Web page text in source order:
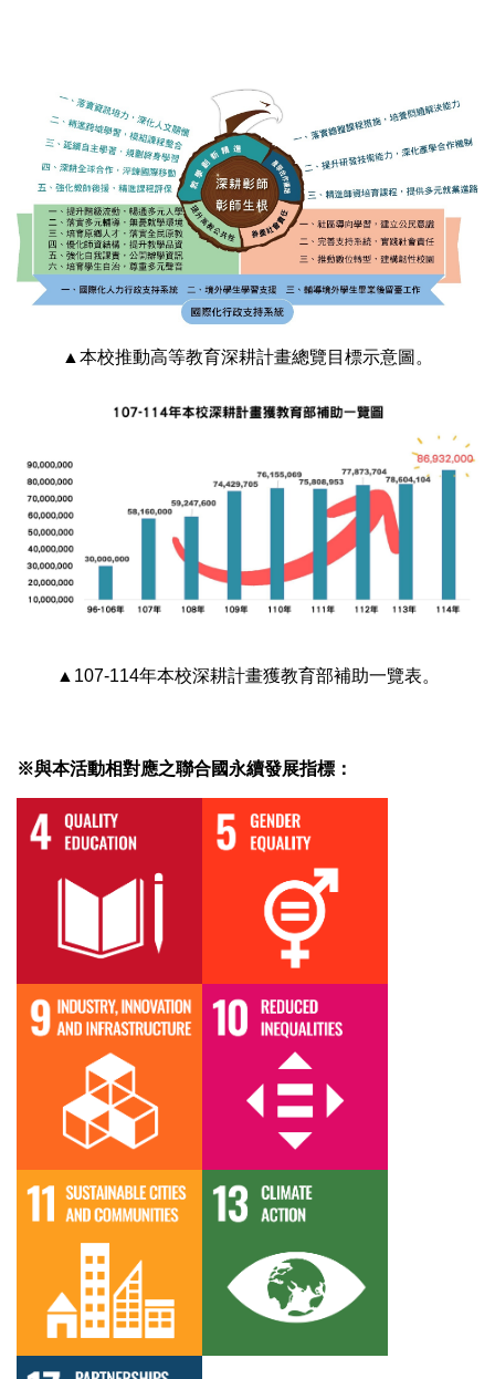
▲本校推動高等教育深耕計畫總覽目標示意圖。
▲107-114年本校深耕計畫獲教育部補助一覽表。
※與本活動相對應之聯合國永續發展指標：